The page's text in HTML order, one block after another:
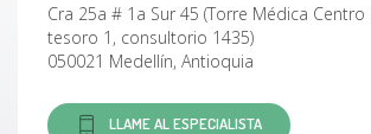
Cra 25a # 1a Sur 45 (Torre Médica Centro
tesoro 1, consultorio 1435)
050021 Medellín, Antioquia
LLAME AL ESPECIALISTA